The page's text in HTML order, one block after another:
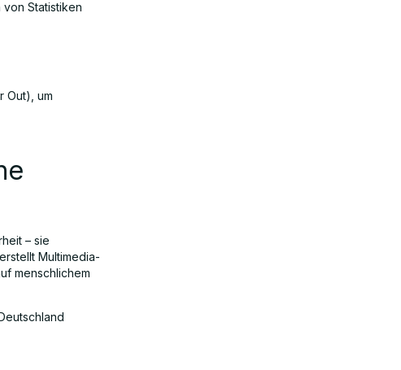
Statistiken
Out), um
– sie
Multimedia-
menschlichem